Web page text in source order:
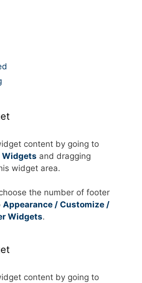
content by going to
Widgets and dragging
widget area.
the number of footer
Appearance / Customize /
Widgets.
content by going to